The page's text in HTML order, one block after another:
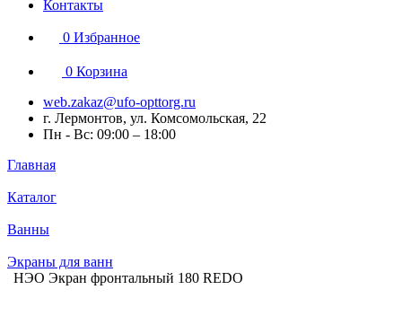
Контакты
0 Избранное
0 Корзина
web.zakaz@ufo-opttorg.ru
г. Лермонтов, ул. Комсомольская, 22
Пн - Вс: 09:00 – 18:00
Главная
Каталог
Ванны
Экраны для ванн
НЭО Экран фронтальный 180 REDO